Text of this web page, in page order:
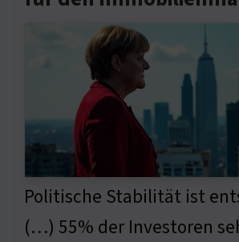
Politische Stabilität ist
(…) 55% der Investoren